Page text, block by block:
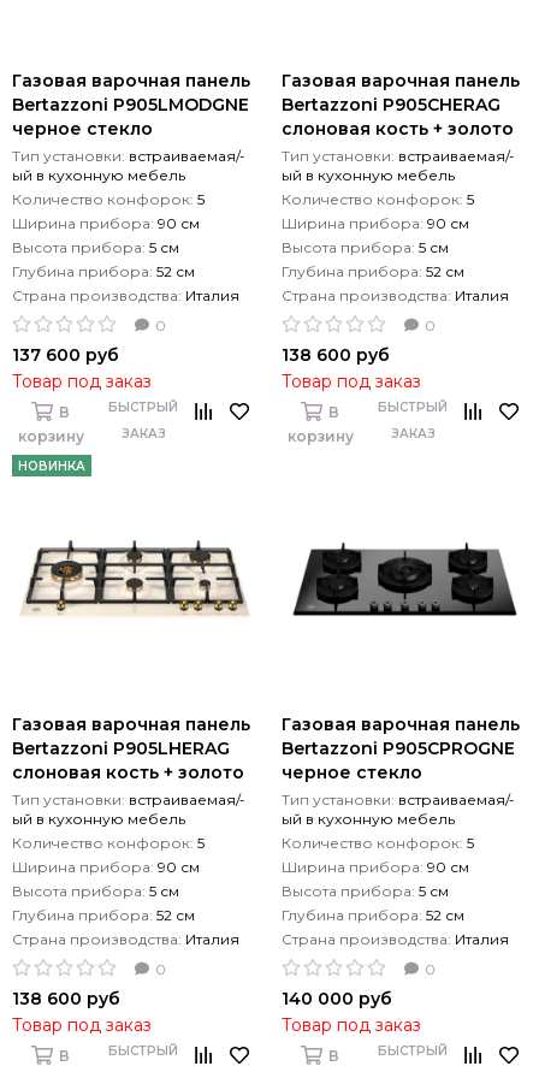
Газовая варочная панель
Bertazzoni P905LMODGNE
черное стекло
Тип установки: встраиваемая/-
ый в кухонную мебель
Количество конфорок: 5
Ширина прибора: 90 см
Высота прибора: 5 см
Глубина прибора: 52 см
Страна производства: Италия
0
137 600 руб
Товар под заказ
В
корзину
БЫСТРЫЙ
ЗАКАЗ
Газовая варочная панель
Bertazzoni P905CHERAG
слоновая кость + золото
Тип установки: встраиваемая/-
ый в кухонную мебель
Количество конфорок: 5
Ширина прибора: 90 см
Высота прибора: 5 см
Глубина прибора: 52 см
Страна производства: Италия
0
138 600 руб
Товар под заказ
В
корзину
БЫСТРЫЙ
ЗАКАЗ
НОВИНКА
Газовая варочная панель
Bertazzoni P905LHERAG
слоновая кость + золото
Тип установки: встраиваемая/-
ый в кухонную мебель
Количество конфорок: 5
Ширина прибора: 90 см
Высота прибора: 5 см
Глубина прибора: 52 см
Страна производства: Италия
0
138 600 руб
Товар под заказ
В
БЫСТРЫЙ
Газовая варочная панель
Bertazzoni P905СPROGNE
черное стекло
Тип установки: встраиваемая/-
ый в кухонную мебель
Количество конфорок: 5
Ширина прибора: 90 см
Высота прибора: 5 см
Глубина прибора: 52 см
Страна производства: Италия
0
140 000 руб
Товар под заказ
В
БЫСТРЫЙ